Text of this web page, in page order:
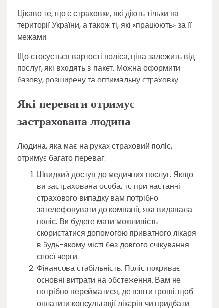
Цікаво те, що є страховки, які діють тільки на
території України, а також ті, які «працюють» за її
межами.
Що стосується вартості поліса, ціна залежить від
послуг, які входять в пакет. Можна оформити
базову, розширену та оптимальну страховку.
Які переваги отримує
застрахована людина
Людина, яка має на руках страховий поліс,
отримує багато переваг:
Швидкий доступ до медичних послуг. Якщо
ви застрахована особа, то при настанні
страхового випадку вам потрібно
зателефонувати до компанії, яка видавала
поліс. Ви будете мати можливість
скористатися допомогою приватного лікаря
в будь-якому місті без довгого очікування
своєї черги.
Фінансова стабільність. Поліс покриває
основні витрати на обстеження. Вам не
потрібно перейматися, де взяти гроші, щоб
оплатити консультації лікарів чи придбати